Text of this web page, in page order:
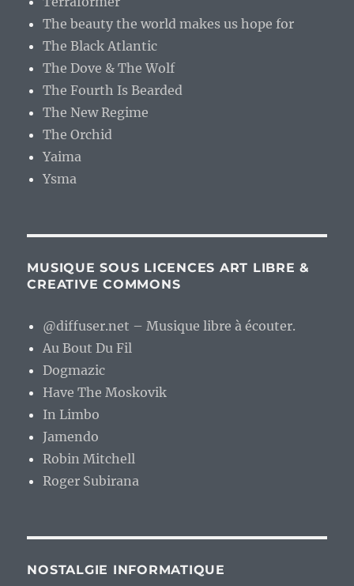
The beauty the world makes us hope for
The Black Atlantic
The Dove & The Wolf
The Fourth Is Bearded
The New Regime
The Orchid
Yaima
Ysma
MUSIQUE SOUS LICENCES ART LIBRE &
CREATIVE COMMONS
@diffuser.net – Musique libre à écouter.
Au Bout Du Fil
Dogmazic
Have The Moskovik
In Limbo
Jamendo
Robin Mitchell
Roger Subirana
NOSTALGIE INFORMATIQUE